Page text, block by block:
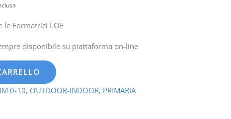
le Formatrici LOE
disponibile su piattaforma on-line
0-10, OUTDOOR-INDOOR, PRIMARIA